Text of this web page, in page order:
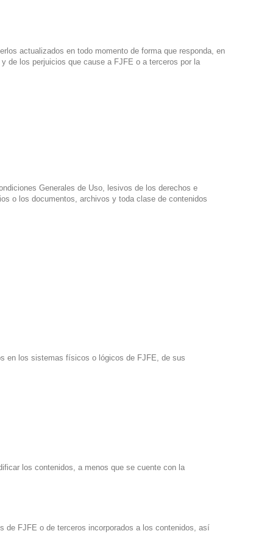
actualizados en todo momento de forma que responda, en
de los perjuicios que cause a FJFE o a terceros por la
Generales de Uso, lesivos de los derechos e
o los documentos, archivos y toda clase de contenidos
en los sistemas físicos o lógicos de FJFE, de sus
los contenidos, a menos que se cuente con la
de FJFE o de terceros incorporados a los contenidos, así